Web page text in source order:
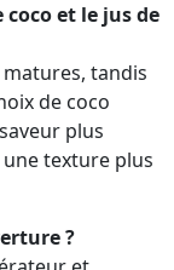
et le jus de
tandis
de coco
plus
texture plus
?